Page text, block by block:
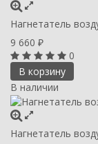
Нагнетатель
9 660 ₽
0
В корзину
В наличии
Нагнетатель